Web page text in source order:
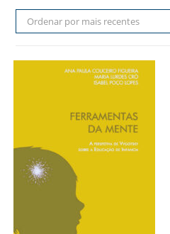
Ordenar por mais recentes